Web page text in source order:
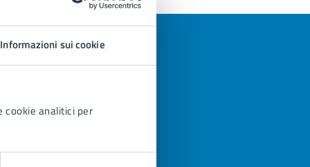
Informazioni sui cookie
cookie analitici per